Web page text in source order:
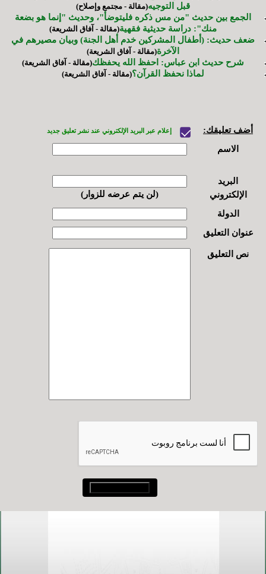
قبل التوجيه(مقالة - مجتمع وإصلاح)
الجمع بين حديث "من مس ذكره فليتوضأ"، وحديث "إنما هو بضعة
منك": دراسة حديثية فقهية(مقالة - آفاق الشريعة)
ضعف حديث: (أطفال المشركين خدم أهل الجنة) وبيان مصيرهم في
الآخرة(مقالة - آفاق الشريعة)
شرح حديث ابن عباس: احفظ الله يحفظك(مقالة - آفاق الشريعة)
لماذا نحفظ القرآن؟(مقالة - آفاق الشريعة)
أضف تعليقك: إعلام عبر البريد الإلكتروني عند نشر تعليق جديد
الاسم
البريد
الإلكتروني
(لن يتم عرضه للزوار)
الدولة
عنوان التعليق
نص التعليق